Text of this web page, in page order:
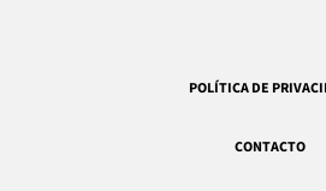
POLÍTICA DE
CONTACTO